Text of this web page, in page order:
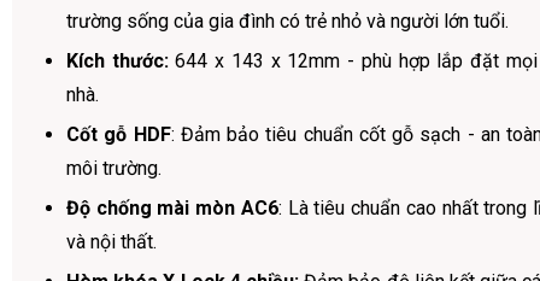
trường sống của gia đình có trẻ nhỏ và người lớn tuổi.
Kích thước:644 x 143 x 12mm - phù hợp lắp đặt mọi
nhà.
Cốt gỗ HDF: Đảm bảo tiêu chuẩn cốt gỗ sạch - an
môi trường.
Độ chống mài mòn AC6: Là tiêu chuẩn cao nhất trong
và nội thất.